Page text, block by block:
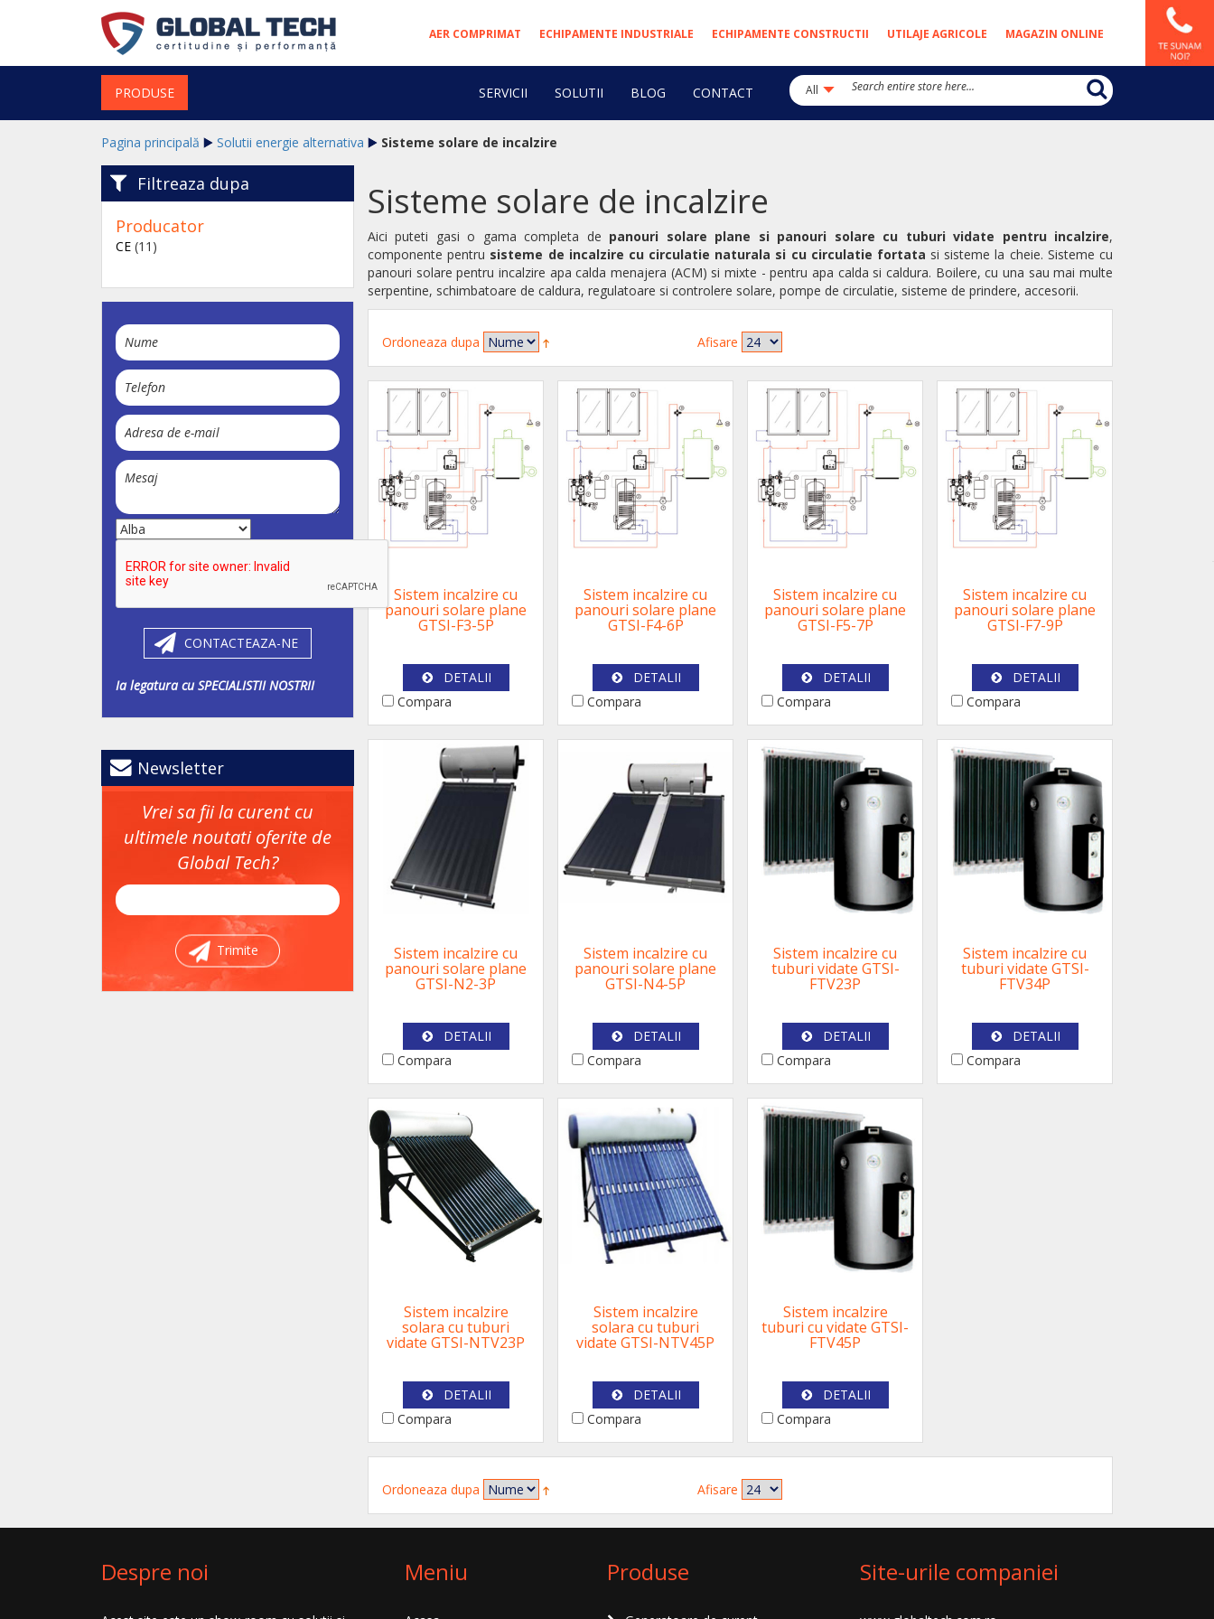
AER COMPRIMAT ECHIPAMENTE INDUSTRIALE ECHIPAMENTE CONSTRUCTII UTILAJE AGRICOLE MAGAZIN ONLINE
PRODUSE SERVICII SOLUTII BLOG CONTACT All
Pagina principală Solutii energie alternativa Sisteme solare de incalzire
Sisteme solare de incalzire
Aici puteti gasi o gama completa de panouri solare plane si panouri solare cu tuburi vidate pentru incalzire,
componente pentru sisteme de incalzire cu circulatie naturala si cu circulatie fortata si sisteme la cheie. Sisteme cu
panouri solare pentru incalzire apa calda menajera (ACM) si mixte - pentru apa calda si caldura. Boilere, cu una sau mai multe
serpentine, schimbatoare de caldura, regulatoare si controlere solare, pompe de circulatie, sisteme de prindere, accesorii.
Ordoneaza dupa Afisare
Sistem incalzire cu
panouri solare plane
GTSI-F3-5P
DETALII
Compara
Sistem incalzire cu
panouri solare plane
GTSI-F4-6P
DETALII
Compara
Sistem incalzire cu
panouri solare plane
GTSI-F5-7P
DETALII
Compara
Sistem incalzire cu
panouri solare plane
GTSI-F7-9P
DETALII
Compara
Sistem incalzire cu
panouri solare plane
GTSI-N2-3P
DETALII
Compara
Sistem incalzire cu
panouri solare plane
GTSI-N4-5P
DETALII
Compara
Sistem incalzire cu
tuburi vidate GTSI-
FTV23P
DETALII
Compara
Sistem incalzire cu
tuburi vidate GTSI-
FTV34P
DETALII
Compara
Sistem incalzire
solara cu tuburi
vidate GTSI-NTV23P
DETALII
Compara
Sistem incalzire
solara cu tuburi
vidate GTSI-NTV45P
DETALII
Compara
Sistem incalzire
tuburi cu vidate GTSI-
FTV45P
DETALII
Compara
Ordoneaza dupa Afisare
Filtreaza dupa
Producator
CE (11)
CONTACTEAZA-NE
Ia legatura cu SPECIALISTII NOSTRII
Newsletter
Vrei sa fii la curent cu
ultimele noutati oferite de
Global Tech?
Trimite
Despre noi Meniu Produse Site-urile companiei